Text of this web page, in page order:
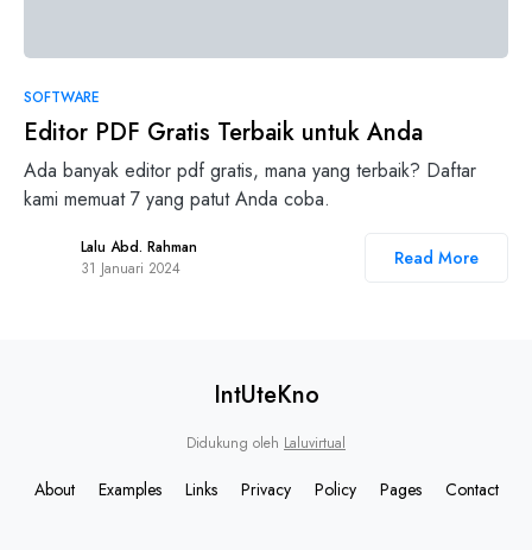
SOFTWARE
Editor PDF Gratis Terbaik untuk Anda
Ada banyak editor pdf gratis, mana yang terbaik? Daftar
kami memuat 7 yang patut Anda coba.
Lalu Abd. Rahman
31 Januari 2024
Read More
IntUteKno
Didukung oleh Laluvirtual
About Examples Links Privacy Policy Pages Contact